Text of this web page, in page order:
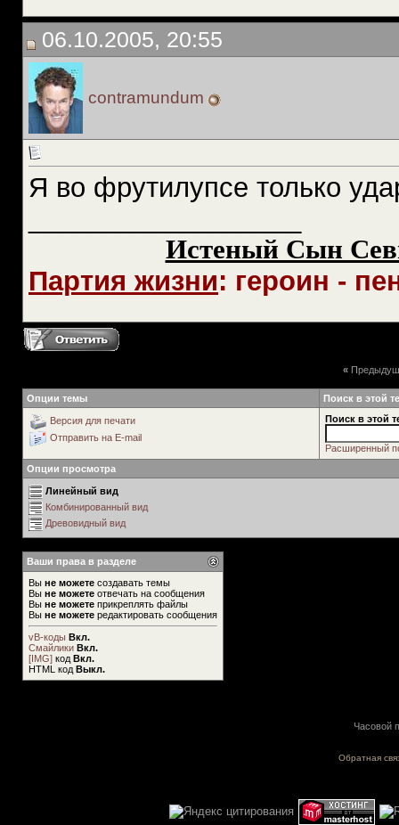
06.10.2005, 20:55
contramundum
Я во фрутилупсе только
Истеный Сын
Партия жизни: героин -
«
Опции темы Поиск в этой
Версия для печати
Отправить на E-mail
Поиск в этой
Расширенный
Опции просмотра
Линейный вид
Комбинированный вид
Древовидный вид
Ваши права в разделе
Вы не можете создавать темы
Вы не можете отвечать на сообщения
Вы не можете прикреплять файлы
Вы не можете редактировать сообщения
vB-коды Вкл.
Смайлики Вкл.
[IMG] код Вкл.
HTML код Выкл.
Часовой
Обратная